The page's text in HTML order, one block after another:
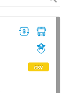
csv